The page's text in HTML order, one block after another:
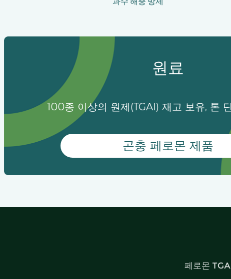
과수 해충 방제
원료
100종 이상의 원제(TGAI) 재고 보유, 톤
곤충 페로몬 제품
페로몬